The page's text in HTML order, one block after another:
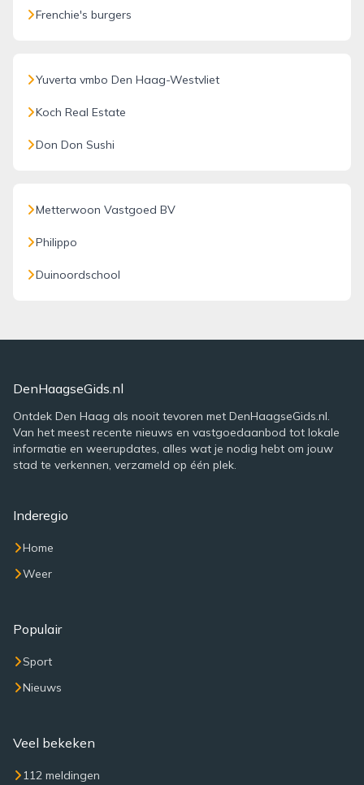
Frenchie's burgers
Yuverta vmbo Den Haag-Westvliet
Koch Real Estate
Don Don Sushi
Metterwoon Vastgoed BV
Philippo
Duinoordschool
DenHaagseGids.nl
Ontdek Den Haag als nooit tevoren met DenHaagseGids.nl.
Van het meest recente nieuws en vastgoedaanbod tot lokale
informatie en weerupdates, alles wat je nodig hebt om jouw
stad te verkennen, verzameld op één plek.
Inderegio
Home
Weer
Populair
Sport
Nieuws
Veel bekeken
112 meldingen